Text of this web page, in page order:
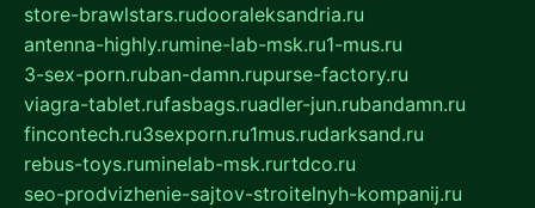
store-brawlstars.rudooraleksandria.ru
antenna-highly.rumine-lab-msk.ru1-mus.ru
3-sex-porn.ruban-damn.rupurse-factory.ru
viagra-tablet.rufasbags.ruadler-jun.rubandamn.ru
fincontech.ru3sexporn.ru1mus.rudarksand.ru
rebus-toys.ruminelab-msk.rurtdco.ru
seo-prodvizhenie-sajtov-stroitelnyh-kompanij.ru